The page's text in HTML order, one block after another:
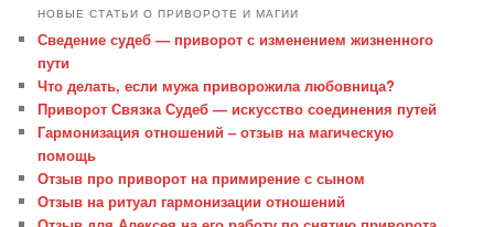
НОВЫЕ СТАТЬИ О ПРИВОРОТЕ И МАГИИ
Сведение судеб — приворот с изменением жизненного
пути
Что делать, если мужа приворожила любовница?
Приворот Связка Судеб — искусство соединения путей
Гармонизация отношений – отзыв на магическую
помощь
Отзыв про приворот на примирение с сыном
Отзыв на ритуал гармонизации отношений